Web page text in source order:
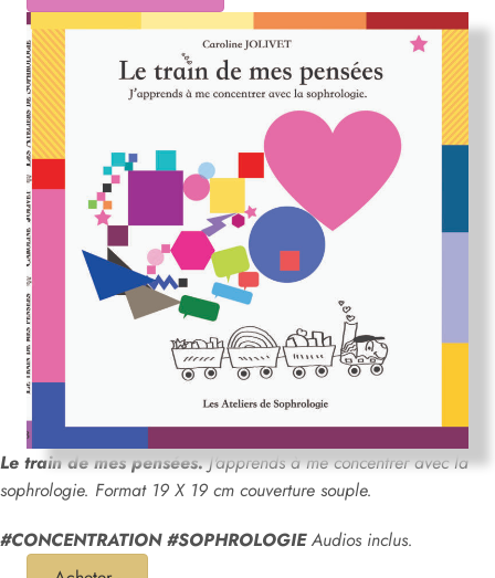
Le train de mes pensées.J'apprends à me concentrer avec la
sophrologie. Format 19 X 19 cm couverture souple.
#CONCENTRATION #SOPHROLOGIEAudios inclus.